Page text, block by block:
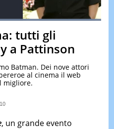
QUIZ
&
TEST
Loaded:100.00%
tutti gli
a Pattinson
Batman. Dei nove attori
al cinema il web
migliore.
, un grande evento